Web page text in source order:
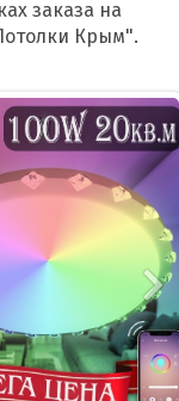
заказа на
Крым".